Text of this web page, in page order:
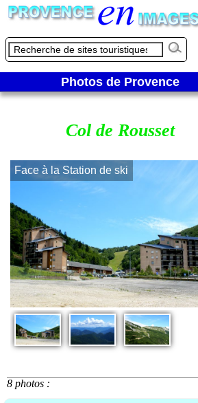
Photos de Provence
Col de Rousset
Face à la Station de ski
8 photos :